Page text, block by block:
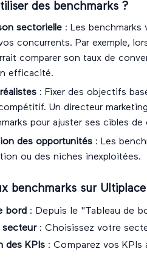
des benchmarks ?
sectorielle : Les
concurrents. Par exemple,
comparer son taux de
efficacité.
: Fixer des objectifs
Un directeur
pour ajuster ses cibles de
des opportunités : Les
ou des niches inexploitées.
benchmarks sur Ultiplace
bord : Depuis le "Tableau de
secteur: Choisissez votre
des KPIs : Comparez vos